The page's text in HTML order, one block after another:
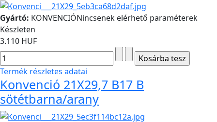
Gyártó: KONVENCIÓNincsenek elérhető paraméterek
Készleten
3.110 HUF
Termék részletes adatai
Konvenció 21X29,7 B17 B
sötétbarna/arany